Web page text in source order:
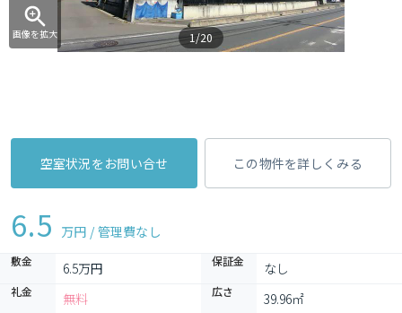
画像を拡大 1/20
空室状況をお問い合せ この物件を詳しくみる
6.5 万円 / 管理費なし
敷金 6.5万円 保証金 なし
礼金 無料 広さ 39.96㎡